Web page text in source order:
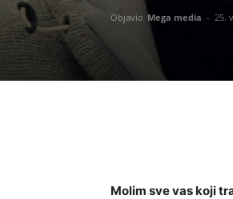
Objavio Mega media - 25.
Molim sve vas koji